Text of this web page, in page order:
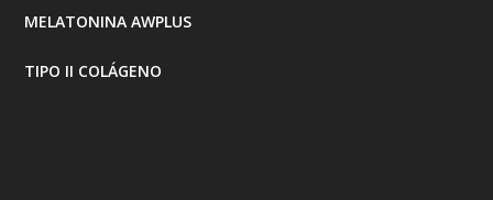
MELATONINA AWPLUS
TIPO II COLÁGENO